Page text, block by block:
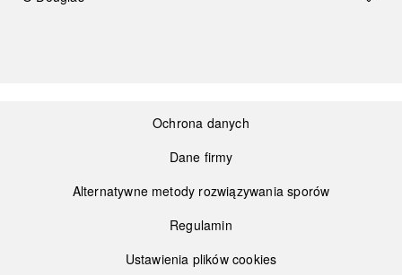
Ochrona danych
Dane firmy
Alternatywne metody rozwiązywania sporów
Regulamin
Ustawienia plików cookies